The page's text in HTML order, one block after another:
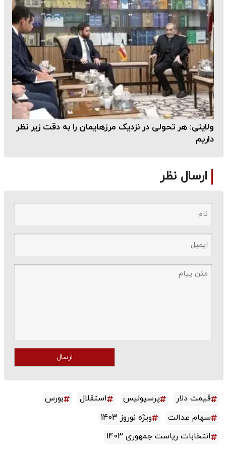
ولایتی: هر تحولی در نزدیک مرزهایمان را به دقت زیر نظر
داریم
ارسال نظر
ارسال
قیمت دلار پرسپولیس استقلال
بورس
سهام عدالت
ویژه نوروز 1403
انتخابات ریاست جمهوری 1403